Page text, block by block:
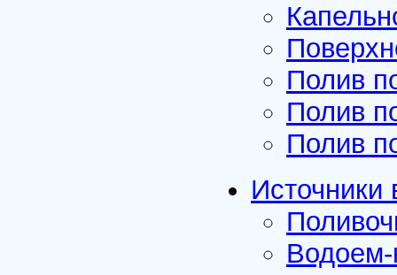
Полив
Полив
Полив
Источники
Водоем-